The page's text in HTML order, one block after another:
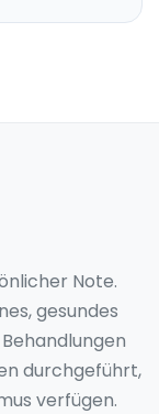
Note.
gesundes
durchgeführt,
verfügen.